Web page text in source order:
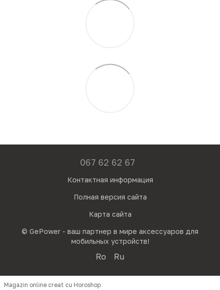
067 62 62 67
Контактная информация
Полная версия сайта
Карта сайта
© GePower - ваш партнер в мире аксессуаров для
мобильных устройств!
Ro Ru
Magazin online creat cu Horoshop